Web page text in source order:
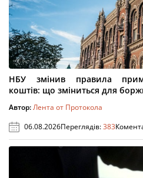
НБУ змінив правила
коштів: що зміниться для
Автор:Лента от Протокола
06.08.2026Переглядів:383